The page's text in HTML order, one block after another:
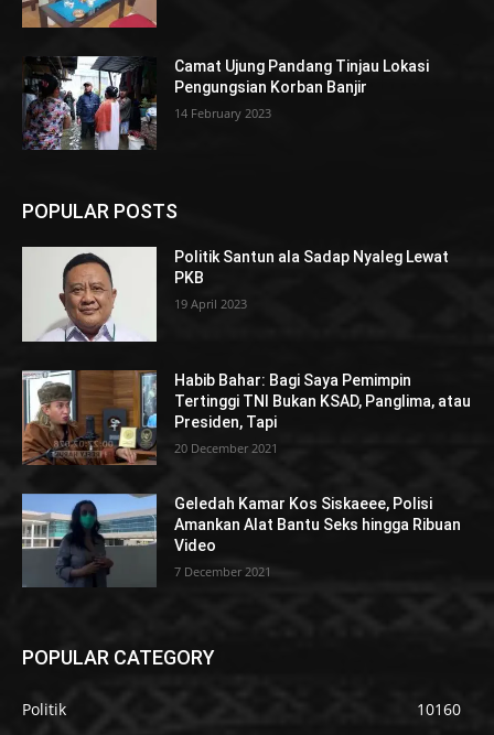
Camat Ujung Pandang Tinjau Lokasi
Pengungsian Korban Banjir
14 February 2023
POPULAR POSTS
Politik Santun ala Sadap Nyaleg Lewat
PKB
19 April 2023
Habib Bahar: Bagi Saya Pemimpin
Tertinggi TNI Bukan KSAD, Panglima, atau
Presiden, Tapi
20 December 2021
Geledah Kamar Kos Siskaeee, Polisi
Amankan Alat Bantu Seks hingga Ribuan
Video
7 December 2021
POPULAR CATEGORY
Politik
10160